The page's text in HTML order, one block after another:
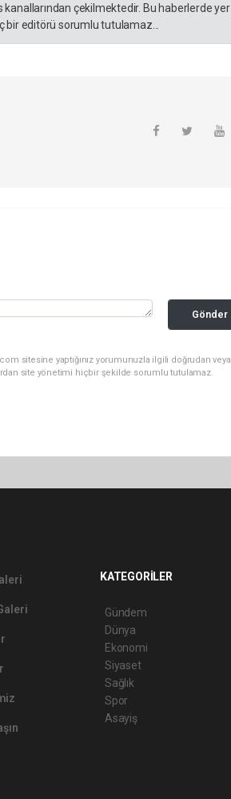
çekilmektedir. Bu haberlerde yer
editörü sorumlu tutulamaz...
Gönder
sitesine yaptığınız yorumunuzla ilgili doğrudan veya
site yönetimi hiçbir şekilde sorumlu tutulamaz.
KATEGORİLER
Gündem
Dünya
Ekonomi
Siyaset
Sağlık
Spor
Asayiş